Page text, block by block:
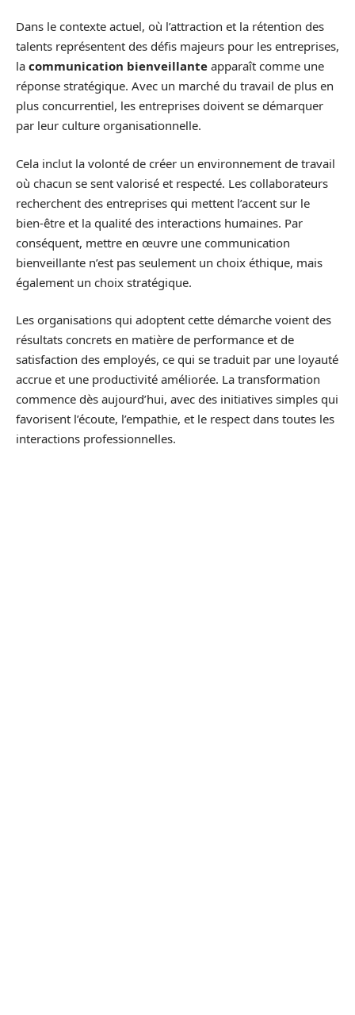
Dans le contexte actuel, où l’attraction et la rétention des
talents représentent des défis majeurs pour les entreprises,
la communication bienveillante apparaît comme une
réponse stratégique. Avec un marché du travail de plus en
plus concurrentiel, les entreprises doivent se démarquer
par leur culture organisationnelle.
Cela inclut la volonté de créer un environnement de travail
où chacun se sent valorisé et respecté. Les collaborateurs
recherchent des entreprises qui mettent l’accent sur le
bien-être et la qualité des interactions humaines. Par
conséquent, mettre en œuvre une communication
bienveillante n’est pas seulement un choix éthique, mais
également un choix stratégique.
Les organisations qui adoptent cette démarche voient des
résultats concrets en matière de performance et de
satisfaction des employés, ce qui se traduit par une loyauté
accrue et une productivité améliorée. La transformation
commence dès aujourd’hui, avec des initiatives simples qui
favorisent l’écoute, l’empathie, et le respect dans toutes les
interactions professionnelles.